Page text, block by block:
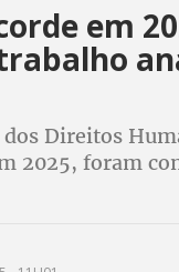
em
Direitos
2025, foram